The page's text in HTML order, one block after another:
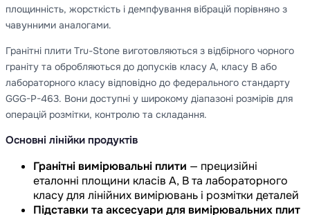
площинність, жорсткість і демпфування вібрацій порівняно з
чавунними аналогами.
Гранітні плити Tru-Stone виготовляються з відбірного чорного
граніту та обробляються до допусків класу A, класу B або
лабораторного класу відповідно до федерального стандарту
GGG-P-463. Вони доступні у широкому діапазоні розмірів для
операцій розмітки, контролю та складання.
Основні лінійки продуктів
Гранітні вимірювальні плити — прецизійні
еталонні площини класів A, B та лабораторного
класу для лінійних вимірювань і розмітки деталей
Підставки та аксесуари для вимірювальних плит